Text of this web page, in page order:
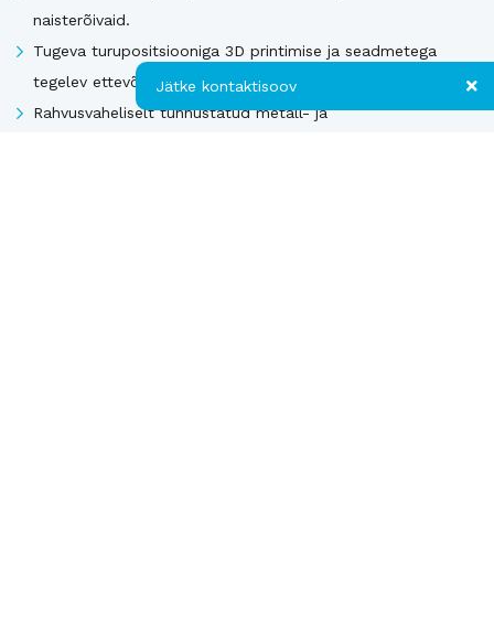
naisterõivaid.
Tugeva turupositsiooniga 3D printimise ja seadmetega
tegelev ettevõte
Rahvusvaheliselt tunnustatud metall- ja
Jätke kontaktisoov